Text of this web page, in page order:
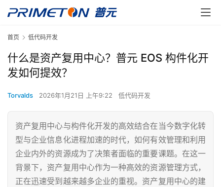
首页 低代码开发
什么是资产复用中心？普元 EOS 构件化开
发如何提效？
Torvalds 2026年1月21日 上午9:22 低代码开发
资产复用中心与构件化开发的高效结合在当今数字化转
型与企业信息化进程加速的时代，如何有效管理和利用
企业内外的资源成为了决策者面临的重要课题。在这一
背景下，资产复用中心作为一种高效的资源管理方式，
正在迅速受到越来越多企业的重视。资产复用中心的建